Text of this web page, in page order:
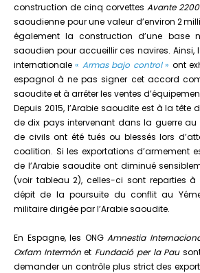
construction de cinq corvettes Avante 2200
saoudienne pour une valeur d’environ 2
également la construction d’une base
saoudien pour accueillir ces navires. Ainsi,
internationale« Armas bajo control» ont
espagnol à ne pas signer cet accord
saoudite et à arrêter les ventes
Depuis 2015, l’Arabie saoudite est à la tête
de dix pays intervenant dans la guerre au
de civils ont été tués ou blessés lors
coalition. Si les exportations d’armement
de l’Arabie saoudite ont diminué
(voir tableau 2), celles-ci sont reparties à
dépit de la poursuite du conflit au
militaire dirigée par l’Arabie saoudite.
En Espagne, les ONGAmnestia
Oxfam Intermónet Fundació per la Pau
demander un contrôle plus strict des